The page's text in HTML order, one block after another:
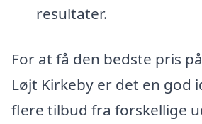
resultater.
For at få den bedste pris
Løjt Kirkeby er det en god
flere tilbud fra forskellige